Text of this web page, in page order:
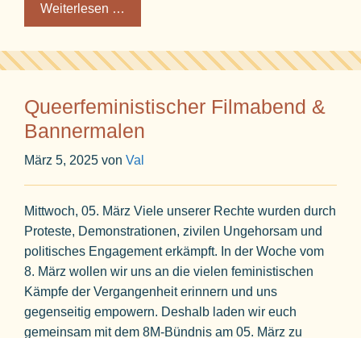
Weiterlesen …
Queerfeministischer Filmabend &
Bannermalen
März 5, 2025 von Val
Mittwoch, 05. März Viele unserer Rechte wurden durch
Proteste, Demonstrationen, zivilen Ungehorsam und
politisches Engagement erkämpft. In der Woche vom
8. März wollen wir uns an die vielen feministischen
Kämpfe der Vergangenheit erinnern und uns
gegenseitig empowern. Deshalb laden wir euch
gemeinsam mit dem 8M-Bündnis am 05. März zu